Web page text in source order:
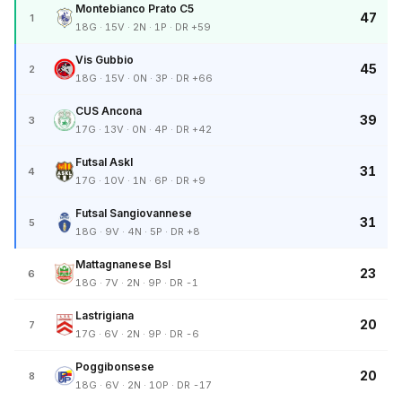
1
Montebianco Prato C5
18G · 15V · 2N · 1P · DR +59
47
2
Vis Gubbio
18G · 15V · 0N · 3P · DR +66
45
3
CUS Ancona
17G · 13V · 0N · 4P · DR +42
39
4
Futsal Askl
17G · 10V · 1N · 6P · DR +9
31
5
Futsal Sangiovannese
18G · 9V · 4N · 5P · DR +8
31
6
Mattagnanese Bsl
18G · 7V · 2N · 9P · DR -1
23
7
Lastrigiana
17G · 6V · 2N · 9P · DR -6
20
8
Poggibonsese
18G · 6V · 2N · 10P · DR -17
20